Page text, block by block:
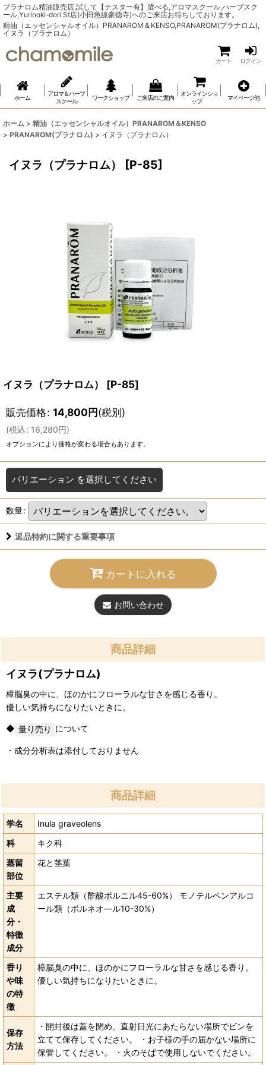
プラナロム精油販売店,試して【テスター有】選べる,アロマスクール,ハーブスク
ール,Yurinoki-dori St店(小田急線豪徳寺)へのご来店お待ちしております。
精油（エッセンシャルオイル）PRANAROM＆KENSO,PRANAROM(プラナロム),
イヌラ（プラナロム）
カート ログイン
ホーム
アロマ＆ハーブ
スクール
ワークショップ ご来店のご案内
オンラインショ
ップ
マイページ他
ホーム > 精油（エッセンシャルオイル）PRANAROM＆KENSO
> PRANAROM(プラナロム) > イヌラ（プラナロム）
イヌラ（プラナロム） [P-85]
イヌラ（プラナロム） [P-85]
販売価格: 14,800円(税別)
(税込: 16,280円)
オプションにより価格が変わる場合もあります。
バリエーション を選択してください
数量:
返品特約に関する重要事項
カートに入れる
お問い合わせ
商品詳細
イヌラ(プラナロム)
樟脳臭の中に、ほのかにフローラルな甘さを感じる香り。
優しい気持ちになりたいときに。
◆ について
・成分分析表は添付しておりません
商品詳細
学名
Inula graveolens
科
キク科
蒸留
部位
花と茎葉
主要
成
分・
特徴
成分
エステル類（酢酸ボルニル45-60%） モノテルペンアルコ
ール類（ボルネオ―ル10-30%）
香り
や味
の特
徴
樟脳臭の中に、ほのかにフローラルな甘さを感じる香り。
優しい気持ちになりたいときに。
保存
方法
・開封後は蓋を閉め、直射日光にあたらない場所でビンを
立てて保存してください。 ・お子様の手の届かない場所に
保管してください。 ・火のそばで使用しないでください。